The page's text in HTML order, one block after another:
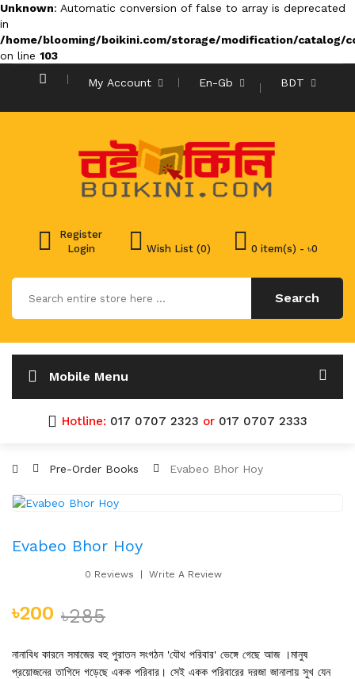
Unknown: Automatic conversion of false to array is deprecated
in
/home/blooming/boikini.com/storage/modification/catalog/
on line 103
My Account En-Gb BDT
Register
Login
Wish List (0) 0 item(s) - ৳0
Search
Mobile Menu
Hotline: 017 0707 2323 or 017 0707 2333
Pre-Order Books Evabeo Bhor Hoy
Evabeo Bhor Hoy
0 Reviews Write A Review
৳200 ৳285
নানাবিধ কারনে সমাজের বহু পুরাতন সংগঠন 'যৌথ পরিবার' ভেঙ্গে গেছে আজ ।মানুষ
প্রয়োজনের তাগিদে গড়েছে একক পরিবার। সেই একক পরিবারের দরজা জানালায় সুখ যেন